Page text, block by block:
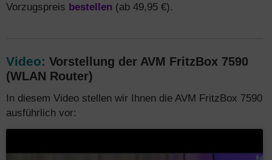
Vorzugspreis bestellen (ab 49,95 €).
Video: Vorstellung der AVM FritzBox 7590
(WLAN Router)
In diesem Video stellen wir Ihnen die AVM FritzBox 7590
ausführlich vor: